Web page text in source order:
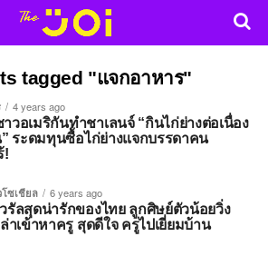
tagged "แจกอาหาร"
4 years ago
วอเมริกันทำชาเลนจ์ “กินไก่ย่างต่อเนื่อง
” ระดมทุนซื้อไก่ย่างแจกบรรดาคน
!
โซเชียล 6 years ago
รัลสุดน่ารักของไทย ลูกศิษย์ตัวน้อยวิ่ง
ล่าเข้าหาครู สุดดีใจ ครูไปเยี่ยมบ้าน